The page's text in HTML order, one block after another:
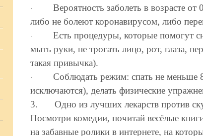
·
Вероятность заболеть в возрасте
либо не болеют коронавирусом, либо
·
Есть процедуры, которые помогут
мыть руки, не трогать лицо, рот, глаза,
такая привычка).
·
Соблюдать режим: спать не меньше
исключаются), делать физические
3.
Одно из лучших лекарств против
Посмотри комедии, почитай весёлые
на забавные ролики в интернете, на